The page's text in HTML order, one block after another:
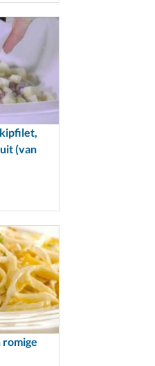
(van
romige